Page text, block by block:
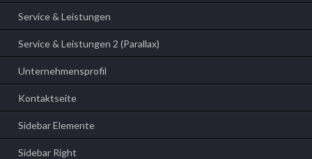
Service & Leistungen
Service & Leistungen 2 (Parallax)
Unternehmensprofil
Kontaktseite
Sidebar Elemente
Sidebar Right